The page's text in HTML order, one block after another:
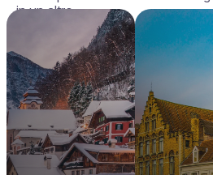
in un altro.